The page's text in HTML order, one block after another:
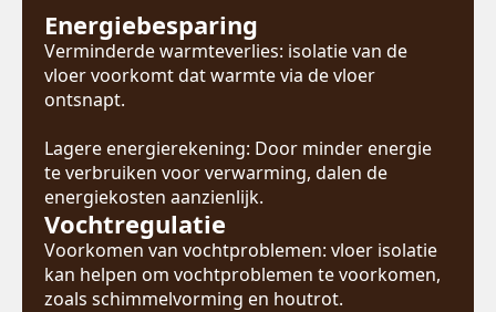
Energiebesparing
Verminderde warmteverlies: isolatie van de
vloer voorkomt dat warmte via de vloer
ontsnapt.
Lagere energierekening: Door minder energie
te verbruiken voor verwarming, dalen de
energiekosten aanzienlijk.
Vochtregulatie
Voorkomen van vochtproblemen: vloer isolatie
kan helpen om vochtproblemen te voorkomen,
zoals schimmelvorming en houtrot.